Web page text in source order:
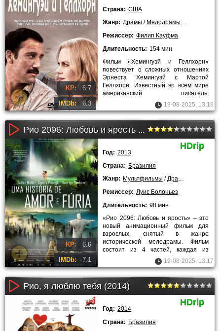
KP: 6.7
IMDb: 6.3
Страна: США
Жанр: Драмы / Мелодрамы/Биография
Режиссер: Филип Кауфма
Длительность: 154 мин
Фильм «Хемингуэй и Геллхорн»
повествует о сложных отношениях
Эрнеста Хемингуэй с Мартой
Геллхорн. Известный во всем мире
американский писатель,
представитель «потерянного
поколения»
19-08-2025, 13:18
Рио 2096: Любовь и ярость (2013)
KP: 6.6
IMDb: 7.1
HDrip
Год: 2013
Страна: Бразилия
Жанр: Мультфильмы /Драмы
Режиссер: Луис Болоньез
Длительность: 98 мин
«Рио 2096: Любовь и ярость» – это
новый анимационный фильм для
взрослых, снятый в жанре
исторической мелодрамы. Фильм
состоит из 4 частей, каждая из
которых переносит главного героя из
19-08-2025, 13:17
Рио, я люблю тебя (2014)
HDrip
Год: 2014
Страна: Бразилия